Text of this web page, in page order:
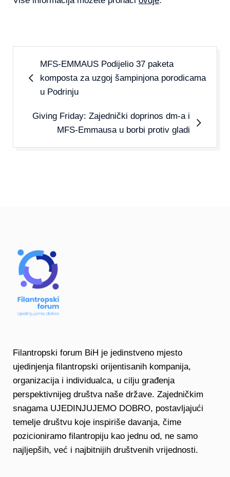
MFS-EMMAUS Podijelio 37 paketa
komposta za uzgoj šampinjona porodicama
u Podrinju
Giving Friday: Zajednički doprinos dm-a i
MFS-Emmausa u borbi protiv gladi
Filantropski forum BiH je jedinstveno mjesto
ujedinjenja filantropski orijentisanih kompanija,
organizacija i individualca, u cilju građenja
perspektivnijeg društva naše države. Zajedničkim
snagama UJEDINJUJEMO DOBRO, postavljajući
temelje društvu koje inspiriše davanja, čime
pozicioniramo filantropiju kao jednu od, ne samo
najljepših, već i najbitnijih društvenih vrijednosti.